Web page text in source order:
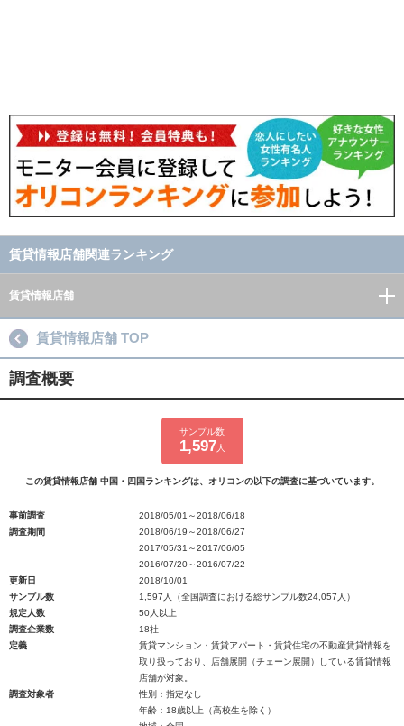
賃貸情報店舗関連ランキング
賃貸情報店舗
賃貸情報店舗 TOP
調査概要
サンプル数
1,597 人
この賃貸情報店舗 中国・四国ランキングは、オリコンの以下の調査に基づいています。
事前調査
2018/05/01～2018/06/18
調査期間
2018/06/19～2018/06/27
2017/05/31～2017/06/05
2016/07/20～2016/07/22
更新日
2018/10/01
サンプル数
1,597人（全国調査における総サンプル数24,057人）
規定人数
50人以上
調査企業数
18社
定義
賃貸マンション・賃貸アパート・賃貸住宅の不動産賃貸情報を
取り扱っており、店舗展開（チェーン展開）している賃貸情報
店舗が対象。
調査対象者
性別：指定なし
年齢：18歳以上（高校生を除く）